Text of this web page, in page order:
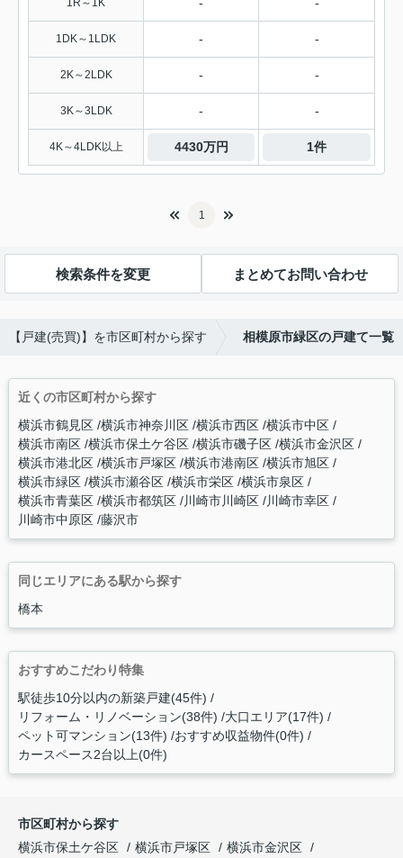
1R～1K
1DK～1LDK - -
2K～2LDK - -
3K～3LDK - -
4K～4LDK以上 4430万円 1件
1
検索条件を変更 まとめてお問い合わせ
【戸建(売買)】を市区町村から探す 相模原市緑区の戸建て一覧
近くの市区町村から探す
横浜市鶴見区 横浜市神奈川区 横浜市西区 横浜市中区
横浜市南区 横浜市保土ケ谷区 横浜市磯子区 横浜市金沢区
横浜市港北区 横浜市戸塚区 横浜市港南区 横浜市旭区
横浜市緑区 横浜市瀬谷区 横浜市栄区 横浜市泉区
横浜市青葉区 横浜市都筑区 川崎市川崎区 川崎市幸区
川崎市中原区 藤沢市
同じエリアにある駅から探す
橋本
おすすめこだわり特集
駅徒歩10分以内の新築戸建(45件)
リフォーム・リノベーション(38件) 大口エリア(17件)
ペット可マンション(13件) おすすめ収益物件(0件)
カースペース2台以上(0件)
市区町村から探す
横浜市保土ケ谷区
横浜市戸塚区
横浜市金沢区